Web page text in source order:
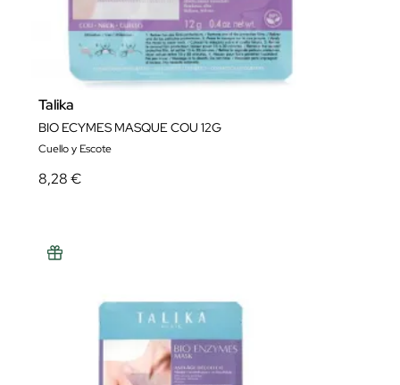
Talika
BIO ECYMES MASQUE COU 12G
Cuello y Escote
8,28 €